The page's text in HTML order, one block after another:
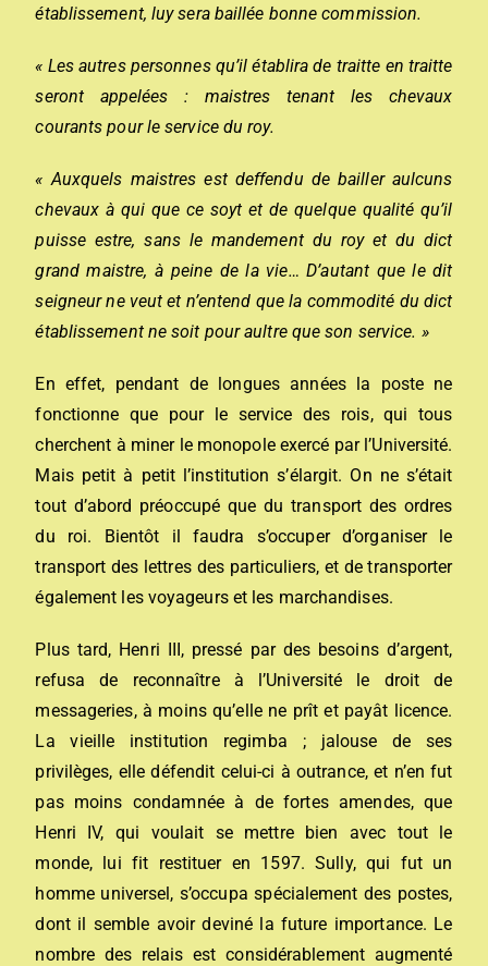
établissement, luy sera baillée bonne commission.
« Les autres personnes qu’il établira de traitte en traitte
seront appelées : maistres tenant les chevaux
courants pour le service du roy.
« Auxquels maistres est deffendu de bailler aulcuns
chevaux à qui que ce soyt et de quelque qualité qu’il
puisse estre, sans le mandement du roy et du dict
grand maistre, à peine de la vie… D’autant que le dit
seigneur ne veut et n’entend que la commodité du dict
établissement ne soit pour aultre que son service. »
En effet, pendant de longues années la poste ne
fonctionne que pour le service des rois, qui tous
cherchent à miner le monopole exercé par l’Université.
Mais petit à petit l’institution s’élargit. On ne s’était
tout d’abord préoccupé que du transport des ordres
du roi. Bientôt il faudra s’occuper d’organiser le
transport des lettres des particuliers, et de transporter
également les voyageurs et les marchandises.
Plus tard, Henri III, pressé par des besoins d’argent,
refusa de reconnaître à l’Université le droit de
messageries, à moins qu’elle ne prît et payât licence.
La vieille institution regimba ; jalouse de ses
privilèges, elle défendit celui-ci à outrance, et n’en fut
pas moins condamnée à de fortes amendes, que
Henri IV, qui voulait se mettre bien avec tout le
monde, lui fit restituer en 1597. Sully, qui fut un
homme universel, s’occupa spécialement des postes,
dont il semble avoir deviné la future importance. Le
nombre des relais est considérablement augmenté